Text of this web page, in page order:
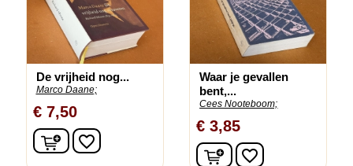
De vrijheid nog...
Marco Daane;
€ 7,50
In winkelwagen
favorite_border
Waar je gevallen
bent,...
Cees Nooteboom;
€ 3,85
In winkelwagen
favorite_border